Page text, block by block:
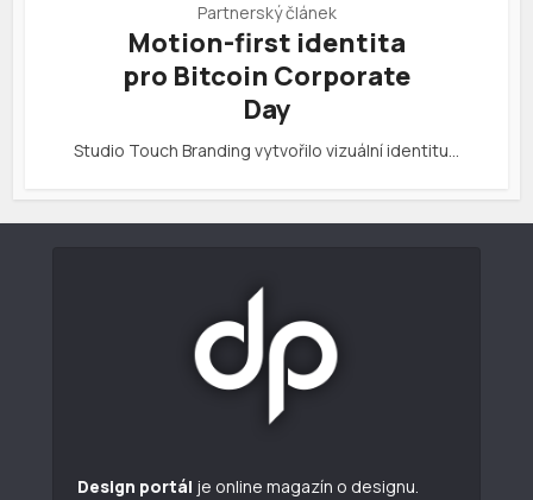
Partnerský článek
Motion-first identita
pro Bitcoin Corporate
Day
Studio Touch Branding vytvořilo vizuální identitu…
Design portál je online magazín o designu.